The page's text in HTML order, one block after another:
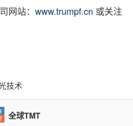
网站： www.trumpf.cn 或关注
技术
全球TMT